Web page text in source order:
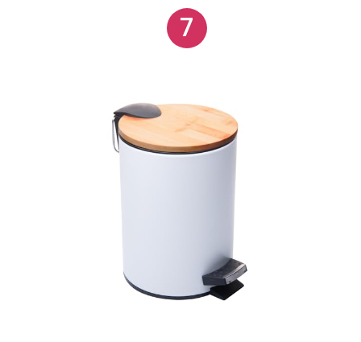
em formato arredondado e compacto, é ideal para
espaços que buscam estilo sem comprometer a
excelente opção de presente para aqueles que
valorizam organização com personalidade e bom
7